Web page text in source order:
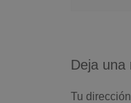
Deja una
Tu